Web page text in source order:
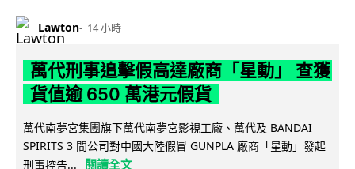
Lawton 14 小時
萬代刑事追擊假高達廠商「星動」 查獲
貨值逾 650 萬港元假貨
萬代南夢宮集團旗下萬代南夢宮影視工廠、萬代及 BANDAI
SPIRITS 3 間公司對中國大陸假冒 GUNPLA 廠商「星動」發起
刑事控告...
閱讀全文